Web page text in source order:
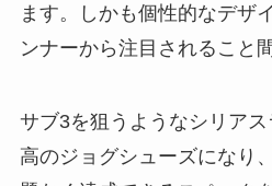
ます。しかも個性的なデザ
ンナーから注目されること
サブ3を狙うようなシリア
高のジョグシューズになり